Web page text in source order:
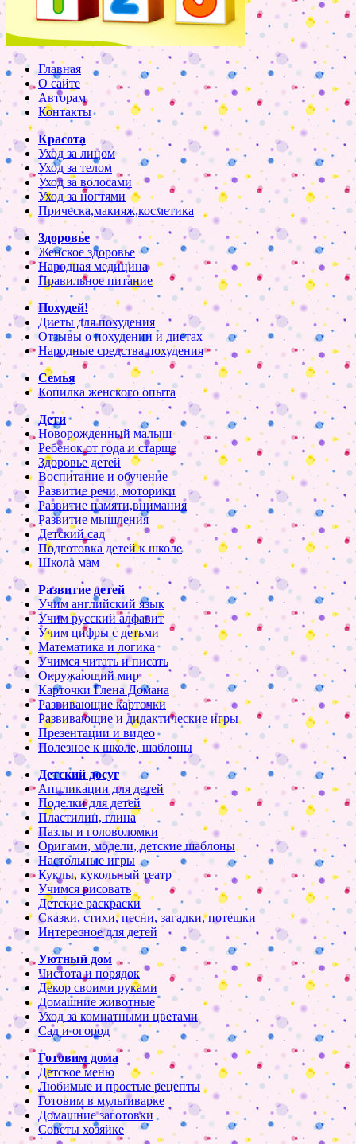
Главная
О сайте
Авторам
Контакты
Красота
Уход за лицом
Уход за телом
Уход за волосами
Уход за ногтями
Прическа,макияж,косметика
Здоровье
Женское здоровье
Народная медицина
Правильное питание
Похудей!
Диеты для похудения
Отзывы о похудении и диетах
Народные средства похудения
Семья
Копилка женского опыта
Дети
Новорожденный малыш
Ребенок от года и старше
Здоровье детей
Воспитание и обучение
Развитие речи, моторики
Развитие памяти,внимания
Развитие мышления
Детский сад
Подготовка детей к школе
Школа мам
Развитие детей
Учим английский язык
Учим русский алфавит
Учим цифры с детьми
Математика и логика
Учимся читать и писать
Окружающий мир
Карточки Глена Домана
Развивающие карточки
Развивающие и дидактические игры
Презентации и видео
Полезное к школе, шаблоны
Детский досуг
Аппликации для детей
Поделки для детей
Пластилин, глина
Пазлы и головоломки
Оригами, модели, детские шаблоны
Настольные игры
Куклы, кукольный театр
Учимся рисовать
Детские раскраски
Сказки, стихи, песни, загадки, потешки
Интересное для детей
Уютный дом
Чистота и порядок
Декор своими руками
Домашние животные
Уход за комнатными цветами
Сад и огород
Готовим дома
Детское меню
Любимые и простые рецепты
Готовим в мультиварке
Домашние заготовки
Советы хозяйке